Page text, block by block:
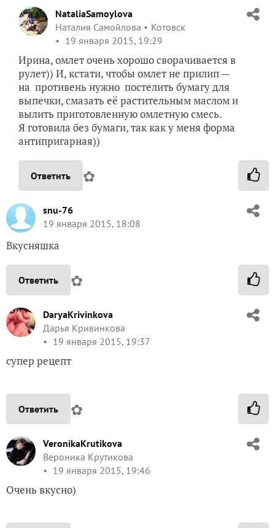
NataliaSamoylova
Наталия Самойлова
Котовск
19 января 2015, 19:29
Ирина, омлет очень хорошо сворачивается в
рулет)) И, кстати, чтобы омлет не прилип —
на противень нужно постелить бумагу для
выпечки, смазать её растительным маслом и
вылить приготовленную омлетную смесь.
Я готовила без бумаги, так как у меня форма
антипригарная))
Ответить ✿
snu-76
19 января 2015, 18:08
Вкусняшка
Ответить ✿
DaryaKrivinkova
Дарья Кривинкова
19 января 2015, 19:37
супер рецепт
Ответить ✿
VeronikaKrutikova
Вероника Крутикова
19 января 2015, 19:46
Очень вкусно)